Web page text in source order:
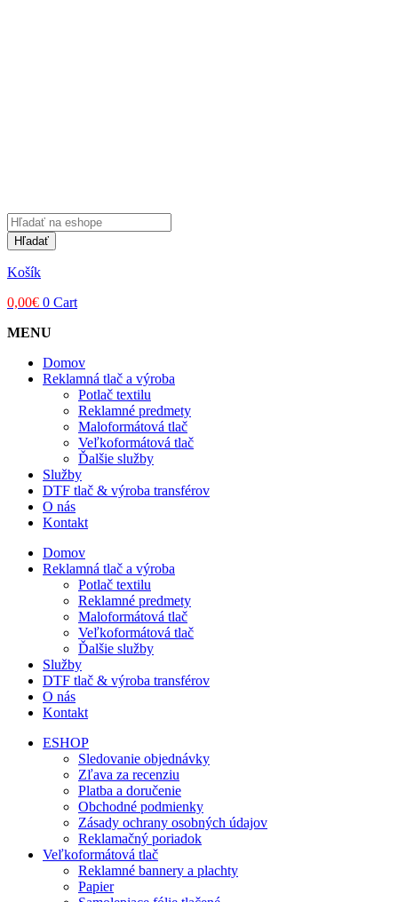
Products
search
Hľadať
Košík
0,00€ 0 Cart
MENU
Domov
Reklamná tlač a výroba
Potlač textilu
Reklamné predmety
Maloformátová tlač
Veľkoformátová tlač
Ďalšie služby
Služby
DTF tlač & výroba transférov
O nás
Kontakt
Domov
Reklamná tlač a výroba
Potlač textilu
Reklamné predmety
Maloformátová tlač
Veľkoformátová tlač
Ďalšie služby
Služby
DTF tlač & výroba transférov
O nás
Kontakt
ESHOP
Sledovanie objednávky
Zľava za recenziu
Platba a doručenie
Obchodné podmienky
Zásady ochrany osobných údajov
Reklamačný poriadok
Veľkoformátová tlač
Reklamné bannery a plachty
Papier